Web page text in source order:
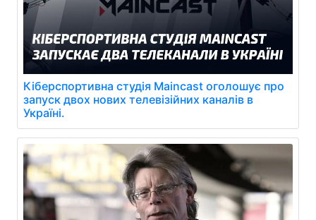
Кіберспортивна студія Maincast оголошує про
запуск двох нових телевізійних каналів в
Україні.